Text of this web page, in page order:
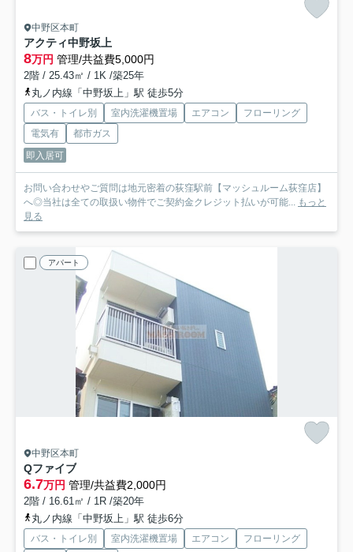
中野区本町
アクティ中野坂上
8万円 管理/共益費5,000円
2階 / 25.43㎡ / 1K /築25年
丸ノ内線「中野坂上」駅 徒歩5分
バス・トイレ別 室内洗濯機置場 エアコン
フローリング
電気有
都市ガス
即入居可
お問い合わせやご質問は地元密着の荻窪駅前【マッシュルーム荻窪店】
へ◎当社は全ての取扱い物件でご契約金クレジット払いが可能... もっと
見る
アパート
中野区本町
Qファイブ
6.7万円 管理/共益費2,000円
2階 / 16.61㎡ / 1R /築20年
丸ノ内線「中野坂上」駅 徒歩6分
バス・トイレ別 室内洗濯機置場 エアコン
フローリング